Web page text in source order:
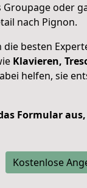
Groupage oder
nach Pignon.
die besten
Klavieren,
helfen, sie
Formular
Kostenlose